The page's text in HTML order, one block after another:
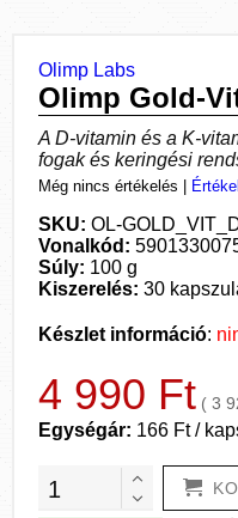
Olimp Labs
Olimp Gold-
A D-vitamin és a K-
fogak és keringési
Még nincs értékelés
SKU: OL-
Vonalkód:
Súly: 100 g
Kiszerelés: 30
Készlet információ:
4 990 Ft ( 3
Egységár: 166 Ft /